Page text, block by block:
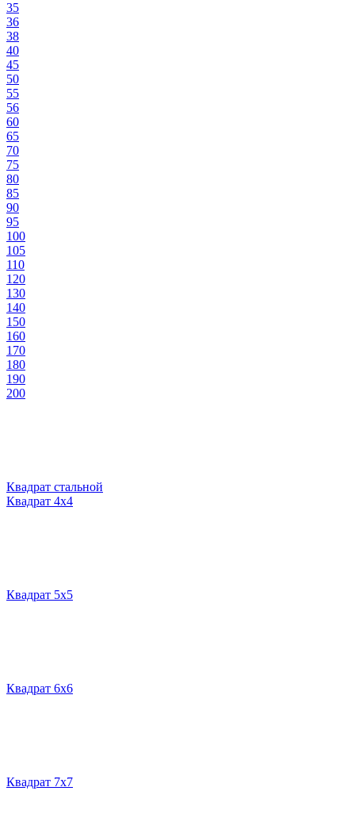
35
36
38
40
45
50
55
56
60
65
70
75
80
85
90
95
100
105
110
120
130
140
150
160
170
180
190
200
Квадрат стальной
Квадрат 4х4
Квадрат 5х5
Квадрат 6х6
Квадрат 7х7